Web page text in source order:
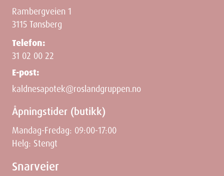
Rambergveien 1
3115 Tønsberg
Telefon:
31 02 00 22
E-post:
kaldnesapotek@roslandgruppen.no
Åpningstider (butikk)
Mandag-Fredag: 09:00-17:00
Helg: Stengt
Snarveier